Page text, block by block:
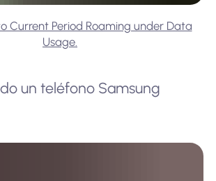
Current Period Roaming under Data
Usage.
un teléfono Samsung